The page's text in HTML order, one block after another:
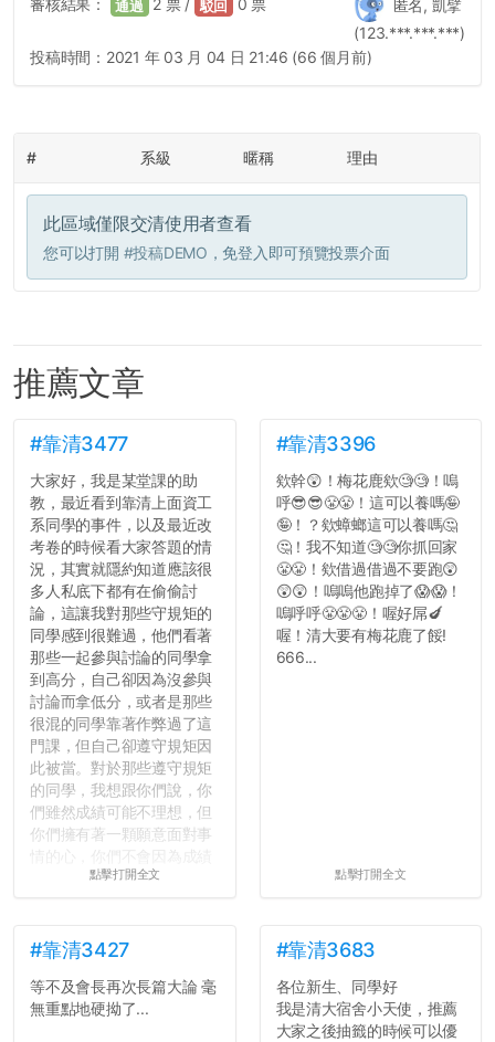
匿名, 凱擘
(123.***.***.***)
審核結果： 通過 2 票 / 駁回 0 票
投稿時間： 2021 年 03 月 04 日 21:46 (66 個月前)
# 系級 暱稱 理由
此區域僅限交清使用者查看
您可以打開 #投稿DEMO ，免登入即可預覽投票介面
推薦文章
#靠清3477
大家好，我是某堂課的助
教，最近看到靠清上面資工
系同學的事件，以及最近改
考卷的時候看大家答題的情
況，其實就隱約知道應該很
多人私底下都有在偷偷討
論，這讓我對那些守規矩的
同學感到很難過，他們看著
那些一起參與討論的同學拿
到高分，自己卻因為沒參與
討論而拿低分，或者是那些
很混的同學靠著作弊過了這
門課，但自己卻遵守規矩因
此被當。對於那些遵守規矩
的同學，我想跟你們說，你
們雖然成績可能不理想，但
你們擁有著一顆願意面對事
壓力而選擇逃避(作弊)，在
績無法體現你們的努力，但
往後你們正直的態度一定會
讓你們在社會上適應得更
好。最後，那些作弊的同
點擊打開全文
#靠清3396
欸幹😲！梅花鹿欸🧐🧐！嗚
呼😎😎😤😤！這可以養嗎🤪
🤪！？欸蟑螂這可以養嗎🤔
🤔！我不知道🧐🧐你抓回家
😤😤！欸借過借過不要跑😲
😲😲！嗚嗚他跑掉了😱😱！
嗚呼呼😤😤😤！喔好屌🍆
喔！清大要有梅花鹿了餒!
666...
點擊打開全文
#靠清3427
等不及會長再次長篇大論 毫
無重點地硬拗了...
#靠清3683
各位新生、同學好
我是清大宿舍小天使，推薦
大家之後抽籤的時候可以優